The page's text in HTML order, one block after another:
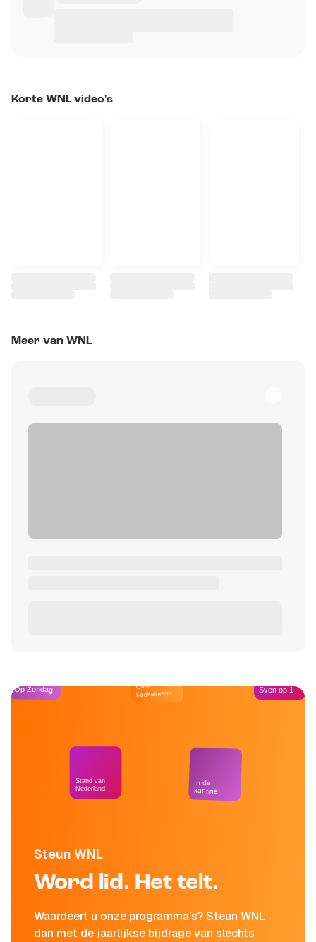
Korte WNL video's
Meer van WNL
Steun WNL
Word lid. Het telt.
Waardeert u onze programma's? Steun WNL
dan met de jaarlijkse bijdrage van slechts
Op Zondag
Stand van
Nederland
Café
Kockelmann
In de
kantine
Sven op 1